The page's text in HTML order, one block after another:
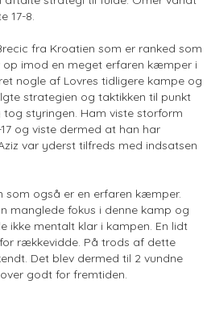
17-8.
fra Kroatien som er ranked som
op imod en meget erfaren kæmper i
nogle af Lovres tidligere kampe og
strategien og taktikken til punkt
styringen. Ham viste storform
og viste dermed at han har
var yderst tilfreds med indsatsen
som også er en erfaren kæmper.
manglede fokus i denne kamp og
ikke mentalt klar i kampen. En lidt
rækkevidde. På trods af dette
Det blev dermed til 2 vundne
godt for fremtiden.